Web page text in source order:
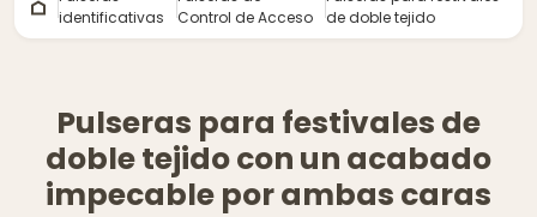
identificativas
Control de Acceso
de doble tejido
Pulseras para festivales de
doble tejido con un acabado
impecable por ambas caras